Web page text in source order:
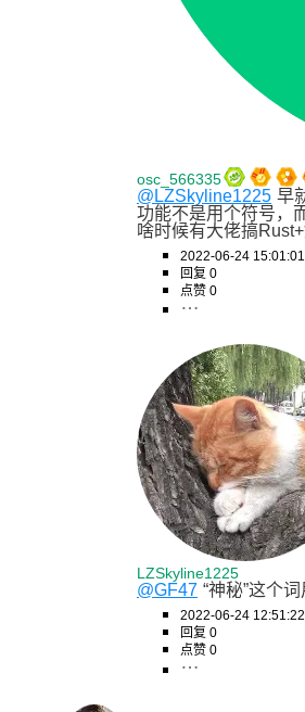
osc_566335
@LZSkyline1225 早
功能不是用个符号，
啥时候有大佬搞Rust+
2022-06-24 15:01:01
回复 0
点赞 0
LZSkyline1225
@GF47 “神秘”这个
2022-06-24 12:51:22
回复 0
点赞 0